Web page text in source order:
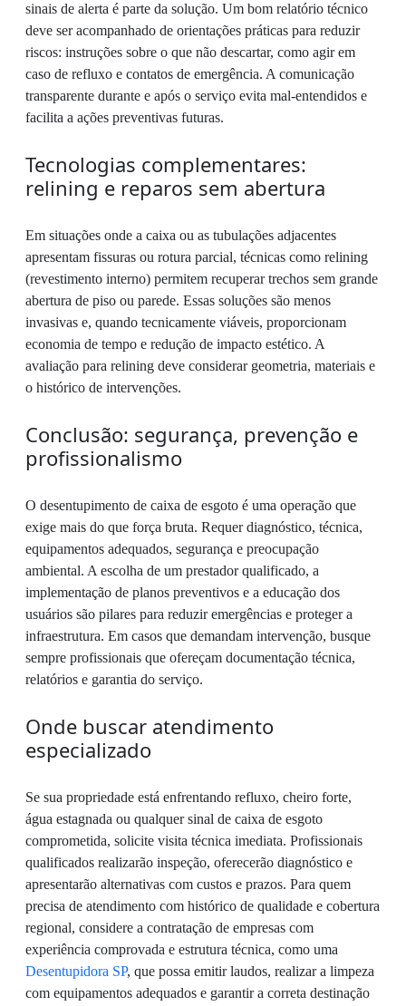
sinais de alerta é parte da solução. Um bom relatório técnico
deve ser acompanhado de orientações práticas para reduzir
riscos: instruções sobre o que não descartar, como agir em
caso de refluxo e contatos de emergência. A comunicação
transparente durante e após o serviço evita mal-entendidos e
facilita a ações preventivas futuras.
Tecnologias complementares:
relining e reparos sem abertura
Em situações onde a caixa ou as tubulações adjacentes
apresentam fissuras ou rotura parcial, técnicas como relining
(revestimento interno) permitem recuperar trechos sem grande
abertura de piso ou parede. Essas soluções são menos
invasivas e, quando tecnicamente viáveis, proporcionam
economia de tempo e redução de impacto estético. A
avaliação para relining deve considerar geometria, materiais e
o histórico de intervenções.
Conclusão: segurança, prevenção e
profissionalismo
O desentupimento de caixa de esgoto é uma operação que
exige mais do que força bruta. Requer diagnóstico, técnica,
equipamentos adequados, segurança e preocupação
ambiental. A escolha de um prestador qualificado, a
implementação de planos preventivos e a educação dos
usuários são pilares para reduzir emergências e proteger a
infraestrutura. Em casos que demandam intervenção, busque
sempre profissionais que ofereçam documentação técnica,
relatórios e garantia do serviço.
Onde buscar atendimento
especializado
Se sua propriedade está enfrentando refluxo, cheiro forte,
água estagnada ou qualquer sinal de caixa de esgoto
comprometida, solicite visita técnica imediata. Profissionais
qualificados realizarão inspeção, oferecerão diagnóstico e
apresentarão alternativas com custos e prazos. Para quem
precisa de atendimento com histórico de qualidade e cobertura
regional, considere a contratação de empresas com
experiência comprovada e estrutura técnica, como uma
Desentupidora SP, que possa emitir laudos, realizar a limpeza
com equipamentos adequados e garantir a correta destinação